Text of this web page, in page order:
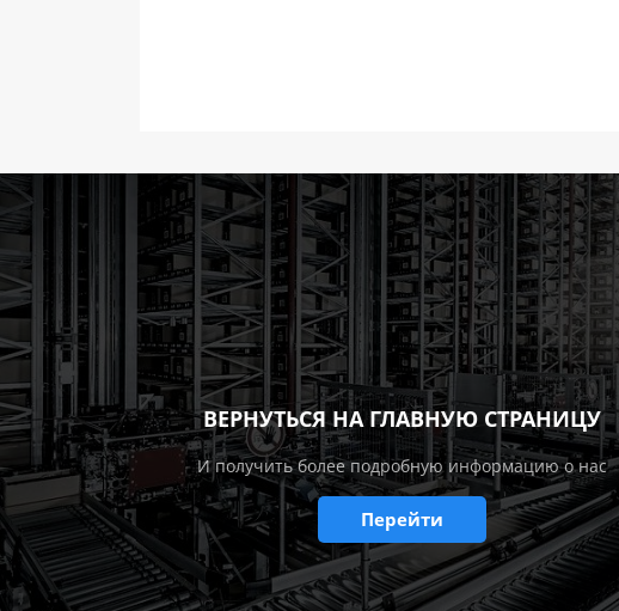
ВЕРНУТЬСЯ НА ГЛАВНУЮ СТРАНИЦУ
И получить более подробную информацию о нас
Перейти